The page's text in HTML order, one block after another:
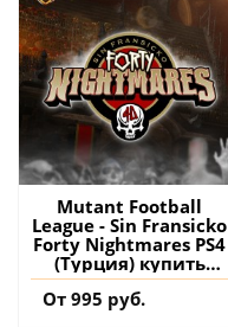
Mutant Football
League - Sin Fransicko
Forty Nightmares PS4
(Турция) купить
дополнение на
аккаунт
От 995 руб.